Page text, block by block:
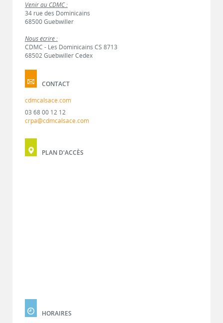
Venir au CDMC :
34 rue des Dominicains
68500 Guebwiller
Nous écrire :
CDMC - Les Dominicains CS 8713
68502 Guebwiller Cedex
CONTACT
cdmcalsace.com
03 68 00 12 12
crpa@cdmcalsace.com
PLAN D'ACCÈS
HORAIRES